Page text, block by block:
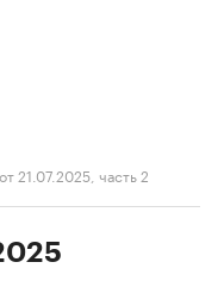
21.07.2025, часть 2